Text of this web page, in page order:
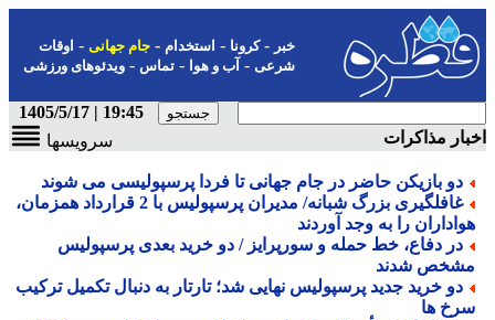
-کرونا-استخدام- جام جهانی-اوقات
شرعی-آب و هوا-تماس-ویدئوهای ورزشی
19:45 | 1405/5/17
مذاکرات
سرویسها
دو بازیکن حاضر در جام جهانی تا فردا پرسپولیسی می شوند
غافلگیری بزرگ شبانه/ مدیران پرسپولیس با 2 قرارداد همزمان،
را به وجد آوردند
در دفاع، خط حمله و سورپرایز / دو خرید بعدی پرسپولیس
شدند
دو خرید جدید پرسپولیس نهایی شد؛ تارتار به دنبال تکمیل ترکیب
ها